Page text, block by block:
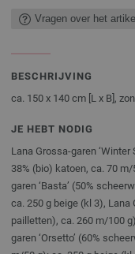
Vragen over het
BESCHRIJVING
ca. 150 x 140 cm [L x B],
JE HEBT NODIG
Lana Grossa-garen
38% (bio) katoen, ca. 70
garen ‘Basta’ (50%
ca. 250 g beige (kl 3), Lana
pailletten), ca. 260 m/100
garen ‘Orsetto’ (60%